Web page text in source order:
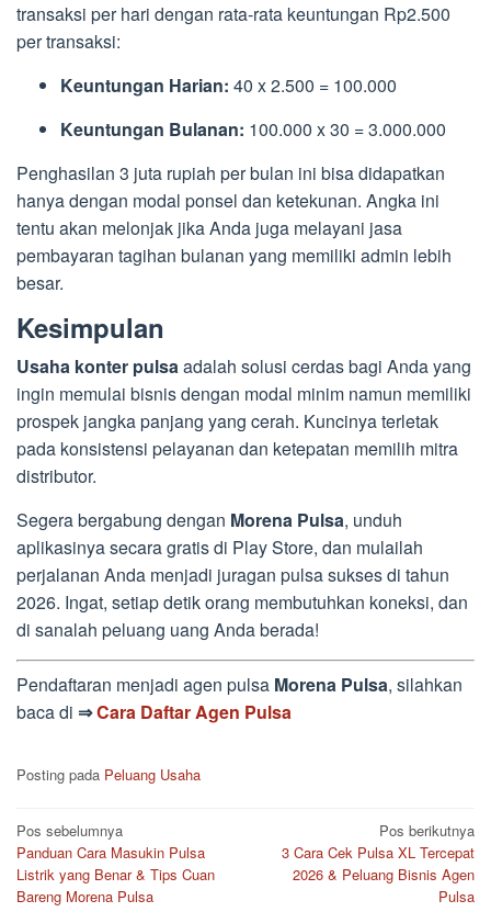
transaksi per hari dengan rata-rata keuntungan Rp2.500
per transaksi:
Keuntungan Harian: 40 x 2.500 = 100.000
Keuntungan Bulanan: 100.000 x 30 = 3.000.000
Penghasilan 3 juta rupiah per bulan ini bisa didapatkan
hanya dengan modal ponsel dan ketekunan. Angka ini
tentu akan melonjak jika Anda juga melayani jasa
pembayaran tagihan bulanan yang memiliki admin lebih
besar.
Kesimpulan
Usaha konter pulsaadalah solusi cerdas bagi Anda yang
ingin memulai bisnis dengan modal minim namun memiliki
prospek jangka panjang yang cerah. Kuncinya terletak
pada konsistensi pelayanan dan ketepatan memilih mitra
distributor.
Segera bergabung dengan Morena Pulsa, unduh
aplikasinya secara gratis di Play Store, dan mulailah
perjalanan Anda menjadi juragan pulsa sukses di tahun
2026. Ingat, setiap detik orang membutuhkan koneksi, dan
di sanalah peluang uang Anda berada!
Pendaftaran menjadi agen pulsa Morena Pulsa, silahkan
baca di ⇒Cara Daftar Agen Pulsa
Posting pada Peluang Usaha
Navigasi
pos
Pos sebelumnya
Panduan Cara Masukin Pulsa
Listrik yang Benar & Tips Cuan
Bareng Morena Pulsa
Pos berikutnya
3 Cara Cek Pulsa XL Tercepat
2026 & Peluang Bisnis Agen
Pulsa